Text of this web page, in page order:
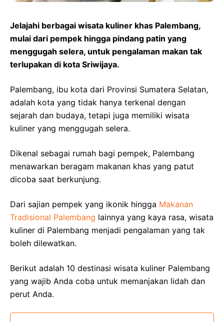
Jelajahi berbagai wisata kuliner khas Palembang,
mulai dari pempek hingga pindang patin yang
menggugah selera, untuk pengalaman makan tak
terlupakan di kota Sriwijaya.
Palembang, ibu kota dari Provinsi Sumatera Selatan,
adalah kota yang tidak hanya terkenal dengan
sejarah dan budaya, tetapi juga memiliki wisata
kuliner yang menggugah selera.
Dikenal sebagai rumah bagi pempek, Palembang
menawarkan beragam makanan khas yang patut
dicoba saat berkunjung.
Dari sajian pempek yang ikonik hingga Makanan
Tradisional Palembang lainnya yang kaya rasa, wisata
kuliner di Palembang menjadi pengalaman yang tak
boleh dilewatkan.
Berikut adalah 10 destinasi wisata kuliner Palembang
yang wajib Anda coba untuk memanjakan lidah dan
perut Anda.